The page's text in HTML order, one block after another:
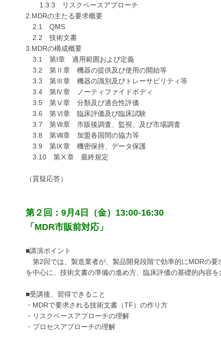
1.3.3 リスクベースアプローチ
2.MDRの主たる要求概要
2.1 QMS
2.2 技術文書
3.MDRの構成概要
3.1 第I章 適用範囲および定義
3.2 第Ⅱ章 機器の提供及び使用の開始等
3.3 第Ⅲ章 機器の識別及びトレーサビリティ等
3.4 第Ⅳ章 ノーティファイドボディ
3.5 第Ⅴ章 分類及び適合性評価
3.6 第Ⅵ章 臨床評価及び臨床試験
3.7 第Ⅶ章 市販後調査、監視、及び市場調査
3.8 第Ⅷ章 加盟各国間の協力等
3.9 第Ⅸ章 機密保持、データ保護
3.10 第Ⅹ章 最終規定
（質疑応答）
第２回：9月4日（金）13:00-16:30
「MDR市販前対応」
■講演ポイント
第2回では、製造業者が、製品開発段階で効率的にMDRの
を中心に、技術文書の準備の進め方、臨床評価の基礎的内容
■受講後、習得できること
・MDRで要求される技術文書（TF）の作り方
・リスクベースアプローチの理解
・プロセスアプローチの理解